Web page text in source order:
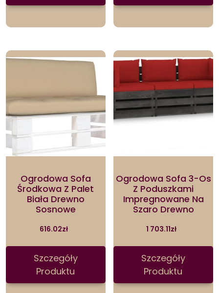
Ogrodowa Sofa
Środkowa Z Palet
Biała Drewno
Sosnowe
616.02zł
Szczegóły
Produktu
Ogrodowa Sofa 3-Os
Z Poduszkami
Impregnowane Na
Szaro Drewno
1 703.11zł
Szczegóły
Produktu